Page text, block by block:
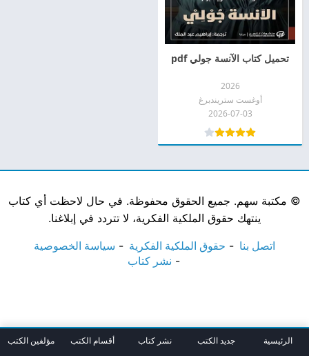
تحميل كتاب الآنسة جولي pdf
2026
أوغست ستريندبرغ
2026-07-03
© مكتبة سهم. جميع الحقوق محفوظة. في حال لاحظت أي كتاب
ينتهك حقوق الملكية الفكرية، لا تتردد في إبلاغنا.
اتصل بنا حقوق الملكية الفكرية
سياسة الخصوصية
نشر كتاب
الرئيسية جديد الكتب نشر كتاب أقسام الكتب مؤلفين الكتب